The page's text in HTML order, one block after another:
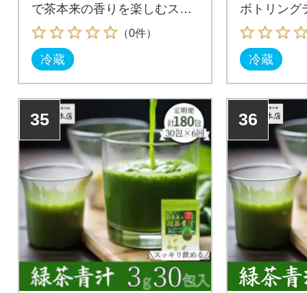
で茶本来の香りを楽しむスパ
ークリングティー
（0件）
冷蔵
ボトリング
冷蔵
35 36